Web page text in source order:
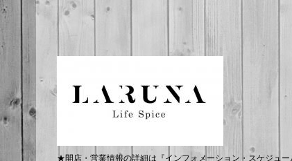
★開店・営業情報の詳細は『インフォメーション・スケジ